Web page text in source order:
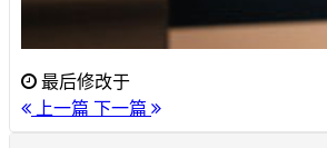
最后修改于
上一篇 下一篇